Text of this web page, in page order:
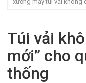
xưởng may túi vải không
Túi vải
mới” cho
thống